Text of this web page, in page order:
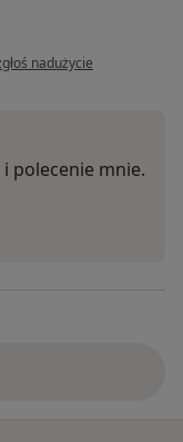
opinii użytkownika
nadużycie
polecenie mnie.